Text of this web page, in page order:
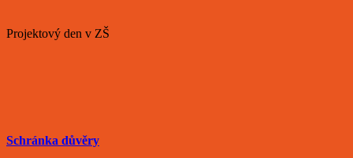
Projektový den v ZŠ
Schránka důvěry